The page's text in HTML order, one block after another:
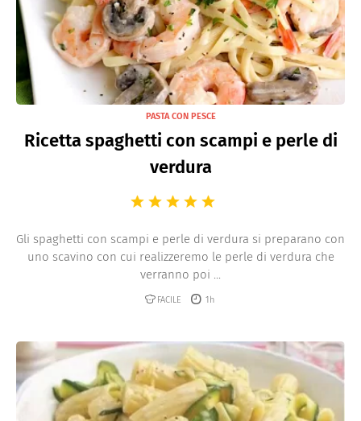
PASTA CON PESCE
Ricetta spaghetti con scampi e perle di
verdura
Gli spaghetti con scampi e perle di verdura si preparano con
uno scavino con cui realizzeremo le perle di verdura che
verranno poi ...
FACILE 1h